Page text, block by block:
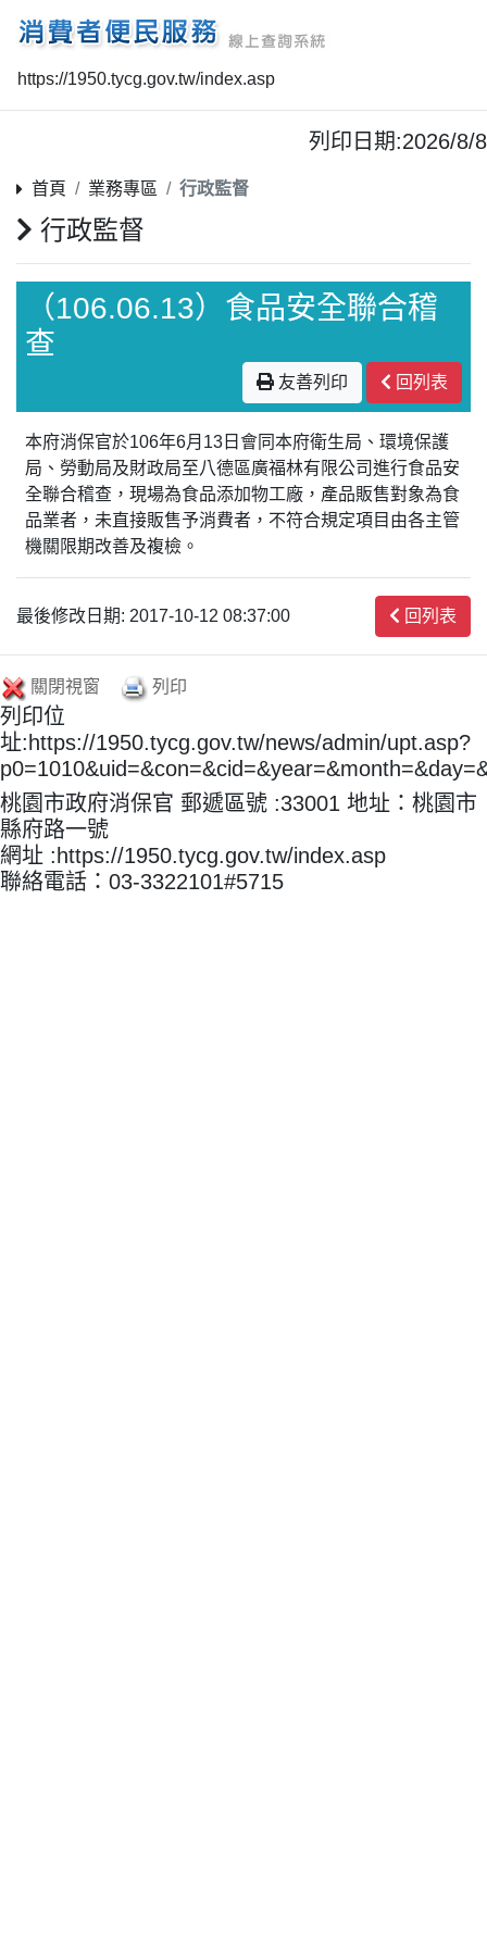
https://1950.tycg.gov.tw/index.asp
列印日期:2026/8/8
首頁 業務專區 行政監督
行政監督
（106.06.13）食品安全聯合稽
查
友善列印 回列表
本府消保官於106年6月13日會同本府衛生局、環境保護
局、勞動局及財政局至八德區廣福林有限公司進行食品安
全聯合稽查，現場為食品添加物工廠，產品販售對象為食
品業者，未直接販售予消費者，不符合規定項目由各主管
機關限期改善及複檢。
最後修改日期: 2017-10-12 08:37:00 回列表
關閉視窗 列印
列印位
址:https://1950.tycg.gov.tw/news/admin/upt.asp?
桃園市政府消保官 郵遞區號 :33001 地址：桃園市
縣府路一號
網址 :https://1950.tycg.gov.tw/index.asp
聯絡電話：03-3322101#5715